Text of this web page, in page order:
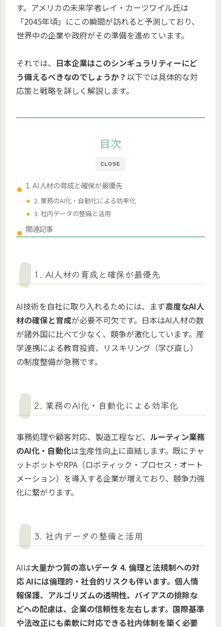
す。アメリカの未来学者レイ・カーツワイル氏は
「2045年頃」にこの瞬間が訪れると予測しており、
世界中の企業や政府がその準備を進めています。
それでは、 日本企業はこのシンギュラリティーにど
う備えるべきなのでしょうか？ 以下では具体的な対
応策と戦略を詳しく解説します。
CLOSE
目次
1. AI人材の育成と確保が最優先
2. 業務のAI化・自動化による効率化
3. 社内データの整備と活用
関連記事
1. AI人材の育成と確保が最優先
AI技術を自社に取り入れるためには、まず高度なAI人
材の確保と育成が必要不可欠です。日本はAI人材の数
が諸外国に比べて少なく、競争が激化しています。産
学連携による教育投資、リスキリング（学び直し）
の制度整備が急務です。
2. 業務のAI化・自動化による効率化
事務処理や顧客対応、製造工程など、 ルーティン業務
のAI化・自動化は生産性向上に直結します。既にチャ
ットボットやRPA（ロボティック・プロセス・オート
メーション）を導入する企業が増えており、競争力強
化に繋がります。
3. 社内データの整備と活用
AIは大量かつ質の高いデータ 4. 倫理と法規制への対
応 AIには倫理的・社会的リスクも伴います。個人情
報保護、アルゴリズムの透明性、バイアスの排除な
どへの配慮は、企業の信頼性を左右します。国際基準
や法改正にも柔軟に対応できる社内体制を築く必要